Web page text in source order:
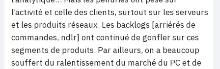
l’activité et celle des clients, surtout sur les serveurs
et les produits réseaux. Les backlogs [arriérés de
commandes, ndlr] ont continué de gonfler sur ces
segments de produits. Par ailleurs, on a beaucoup
souffert du ralentissement du marché du PC et de